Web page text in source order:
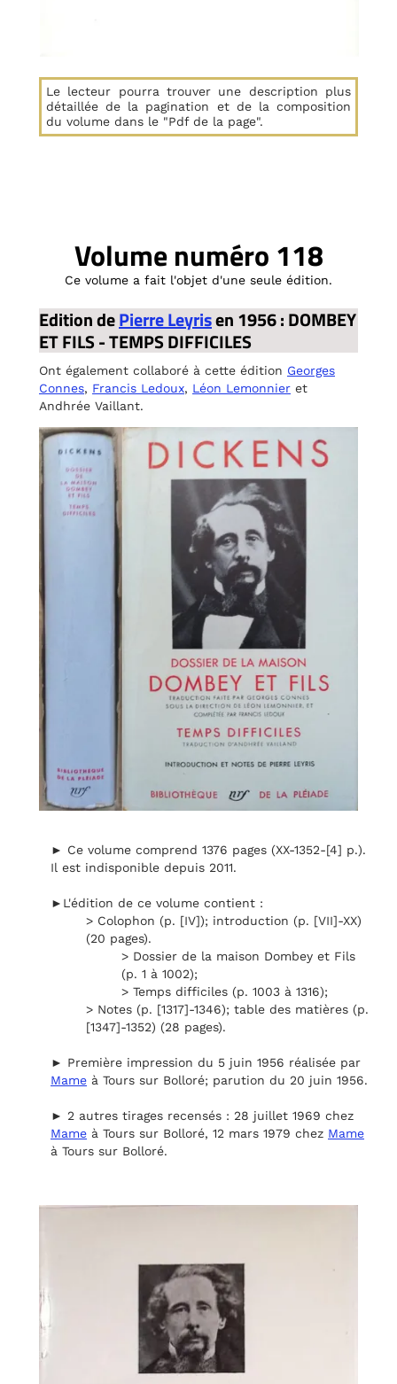
Volume numéro 118
Ce volume a fait l'objet d'une seule édition.
Edition dePierre Leyrisen 1956 : DOMBEY
ET FILS - TEMPS DIFFICILES
Ont également collaboré à cette édition Georges
Connes, Francis Ledoux, Léon Lemonnier et
Andhrée Vaillant.
► Ce volume comprend 1376 pages (XX-1352-[4] p.).
Il est indisponible depuis 2011.
►L'édition de ce volume contient :
> Colophon (p. [IV]); introduction (p. [VII]-XX)
(20 pages).
> Dossier de la maison Dombey et Fils
(p. 1 à 1002);
> Temps difficiles (p. 1003 à 1316);
> Notes (p. [1317]-1346); table des matières (p.
[1347]-1352) (28 pages).
► Première impression du 5 juin 1956 réalisée par
Mame à Tours sur Bolloré; parution du 20 juin 1956.
► 2 autres tirages recensés : 28 juillet 1969 chez
Mame à Tours sur Bolloré, 12 mars 1979 chez Mame
à Tours sur Bolloré.
Le lecteur pourra trouver une description plus
détaillée de la pagination et de la composition
du volume dans le "Pdf de la page".